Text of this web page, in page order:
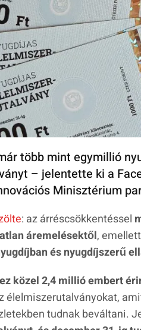
több mint egymillió
– jelentette ki a
Minisztérium
: az árréscsökkentéssel
áremelésektől, emellett
és nyugdíjszerű
ez közel 2,4 millió embert
élelmiszerutalványokat,
tudnak beváltani.